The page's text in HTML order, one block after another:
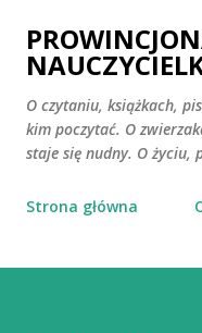
Przejdź
O czytaniu, książkach,
kim poczytać. O
staje się nudny. O życiu,
Strona główna